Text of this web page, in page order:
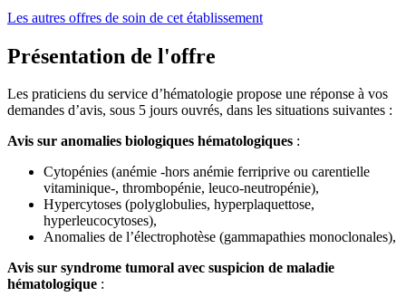
Les autres offres de soin de cet établissement
Présentation de l'offre
Les praticiens du service d’hématologie propose une réponse à vos
demandes d’avis, sous 5 jours ouvrés, dans les situations suivantes :
Avis sur anomalies biologiques hématologiques :
Cytopénies (anémie -hors anémie ferriprive ou carentielle
vitaminique-, thrombopénie, leuco-neutropénie),
Hypercytoses (polyglobulies, hyperplaquettose,
hyperleucocytoses),
Anomalies de l’électrophotèse (gammapathies monoclonales),
Avis sur syndrome tumoral avec suspicion de maladie
hématologique :